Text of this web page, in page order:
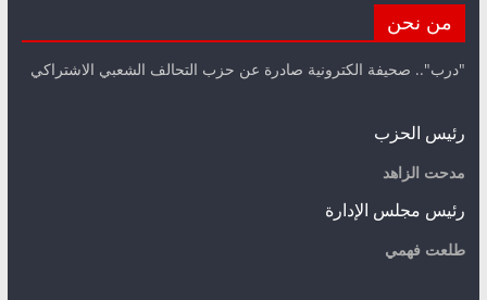
من نحن
"درب".. صحيفة الكترونية صادرة عن حزب التحالف الشعبي الاشتراكي
رئيس الحزب
مدحت الزاهد
رئيس مجلس الإدارة
طلعت فهمي